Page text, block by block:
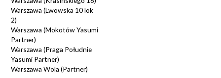
Warszawa (Lwowska 10 lok
2)
Warszawa (Mokotów Yasumi
Partner)
Warszawa (Praga Południe
Yasumi Partner)
Warszawa Wola (Partner)